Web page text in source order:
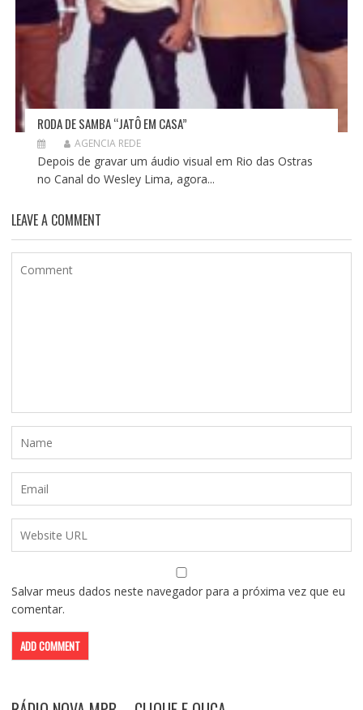
RODA DE SAMBA “JATÔ EM CASA”
AGENCIA REDE
Depois de gravar um áudio visual em Rio das Ostras
no Canal do Wesley Lima, agora...
LEAVE A COMMENT
Salvar meus dados neste navegador para a próxima vez que eu
comentar.